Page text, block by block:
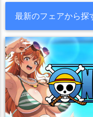
最新のフェアから探